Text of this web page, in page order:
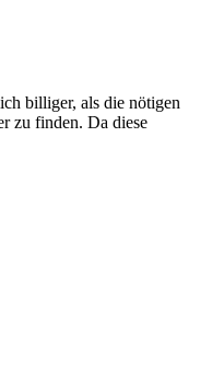
billiger, als die nötigen
zu finden. Da diese